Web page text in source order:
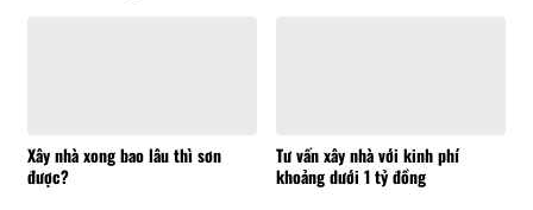
Xây nhà xong bao lâu thì sơn
được?
Tư vấn xây nhà với kinh phí
khoảng dưới 1 tỷ đồng